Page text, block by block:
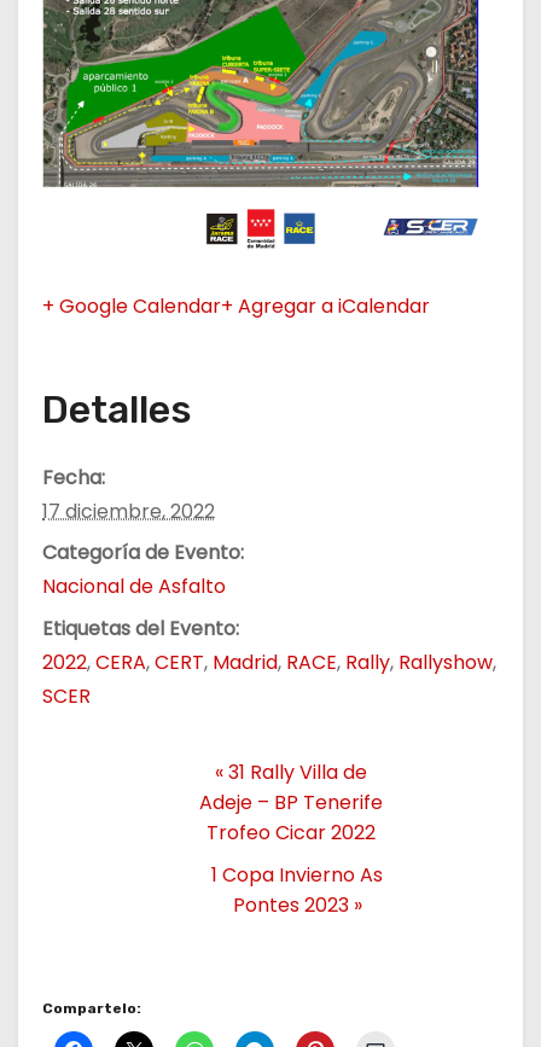
+ Google Calendar+ Agregar a iCalendar
Detalles
Fecha:
17 diciembre, 2022
Categoría de Evento:
Nacional de Asfalto
Etiquetas del Evento:
2022,CERA,CERT, Madrid, RACE, Rally, Rallyshow,
SCER
«31 Rally Villa de
Adeje – BP Tenerife
Trofeo Cicar 2022
1 Copa Invierno As
Pontes 2023 »
Compartelo: